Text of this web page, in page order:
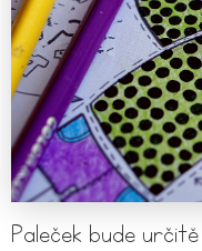
Paleček bude